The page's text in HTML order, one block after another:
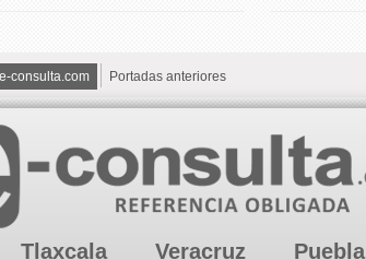
consulta.com Portadas anteriores
Tlaxcala Veracruz Puebla